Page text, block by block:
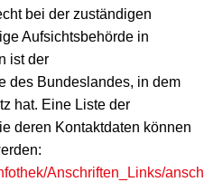
bei der zuständigen
Aufsichtsbehörde in
ist der
des Bundeslandes, in dem
hat. Eine Liste der
deren Kontaktdaten können
Anschriften_Links/